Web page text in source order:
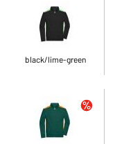
black/lime-green